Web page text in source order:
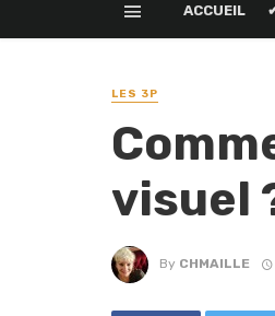
ACCUEIL
LES 3P
visuel
By CHMAILLE